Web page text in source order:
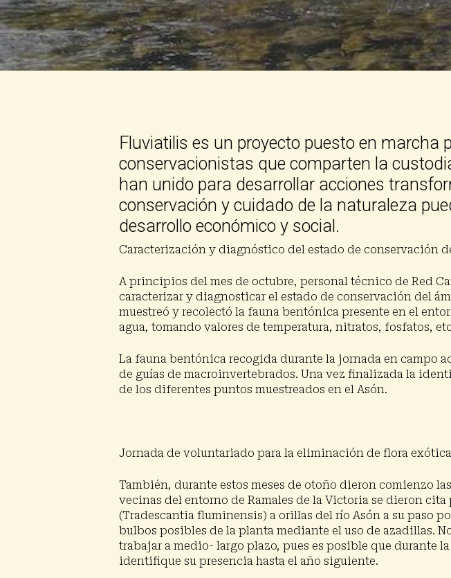
Presiona enter para buscar o ESC para cerrar
Fluviatilis es un proyecto puesto en marcha
conservacionistas que comparten la
han unido para desarrollar acciones
conservación y cuidado de la naturaleza
desarrollo económico y social.
Caracterización y diagnóstico del estado de conservación
A principios del mes de octubre, personal técnico de Red
caracterizar y diagnosticar el estado de conservación del
muestreó y recolectó la fauna bentónica presente en el
agua, tomando valores de temperatura, nitratos, fosfatos,
La fauna bentónica recogida durante la jornada en campo
de guías de macroinvertebrados. Una vez finalizada la
de los diferentes puntos muestreados en el Asón.
Jornada de voluntariado para la eliminación de flora
También, durante estos meses de otoño dieron comienzo
vecinas del entorno de Ramales de la Victoria se dieron
(Tradescantia fluminensis) a orillas del río Asón a su paso
bulbos posibles de la planta mediante el uso de azadillas.
trabajar a medio- largo plazo, pues es posible que durante
identifique su presencia hasta el año siguiente.